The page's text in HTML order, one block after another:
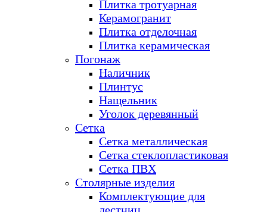
Плитка тротуарная
Керамогранит
Плитка отделочная
Плитка керамическая
Погонаж
Наличник
Плинтус
Нащельник
Уголок деревянный
Сетка
Сетка металлическая
Сетка стеклопластиковая
Сетка ПВХ
Столярные изделия
Комплектующие для